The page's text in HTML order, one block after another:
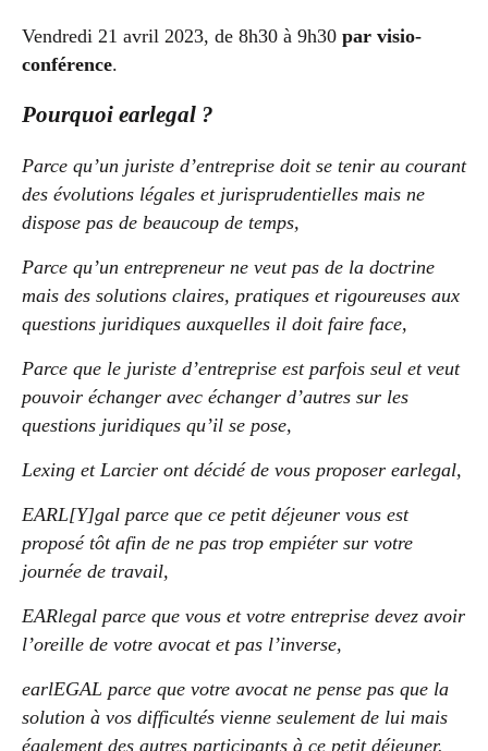
Vendredi 21 avril 2023, de 8h30 à 9h30 par visio-
conférence.
Pourquoi earlegal ?
Parce qu’un juriste d’entreprise doit se tenir au courant
des évolutions légales et jurisprudentielles mais ne
dispose pas de beaucoup de temps,
Parce qu’un entrepreneur ne veut pas de la doctrine
mais des solutions claires, pratiques et rigoureuses aux
questions juridiques auxquelles il doit faire face,
Parce que le juriste d’entreprise est parfois seul et veut
pouvoir échanger avec échanger d’autres sur les
questions juridiques qu’il se pose,
Lexing et Larcier ont décidé de vous proposer earlegal,
EARL[Y]gal parce que ce petit déjeuner vous est
proposé tôt afin de ne pas trop empiéter sur votre
journée de travail,
EARlegal parce que vous et votre entreprise devez avoir
l’oreille de votre avocat et pas l’inverse,
earlEGAL parce que votre avocat ne pense pas que la
solution à vos difficultés vienne seulement de lui mais
également des autres participants à ce petit déjeuner.